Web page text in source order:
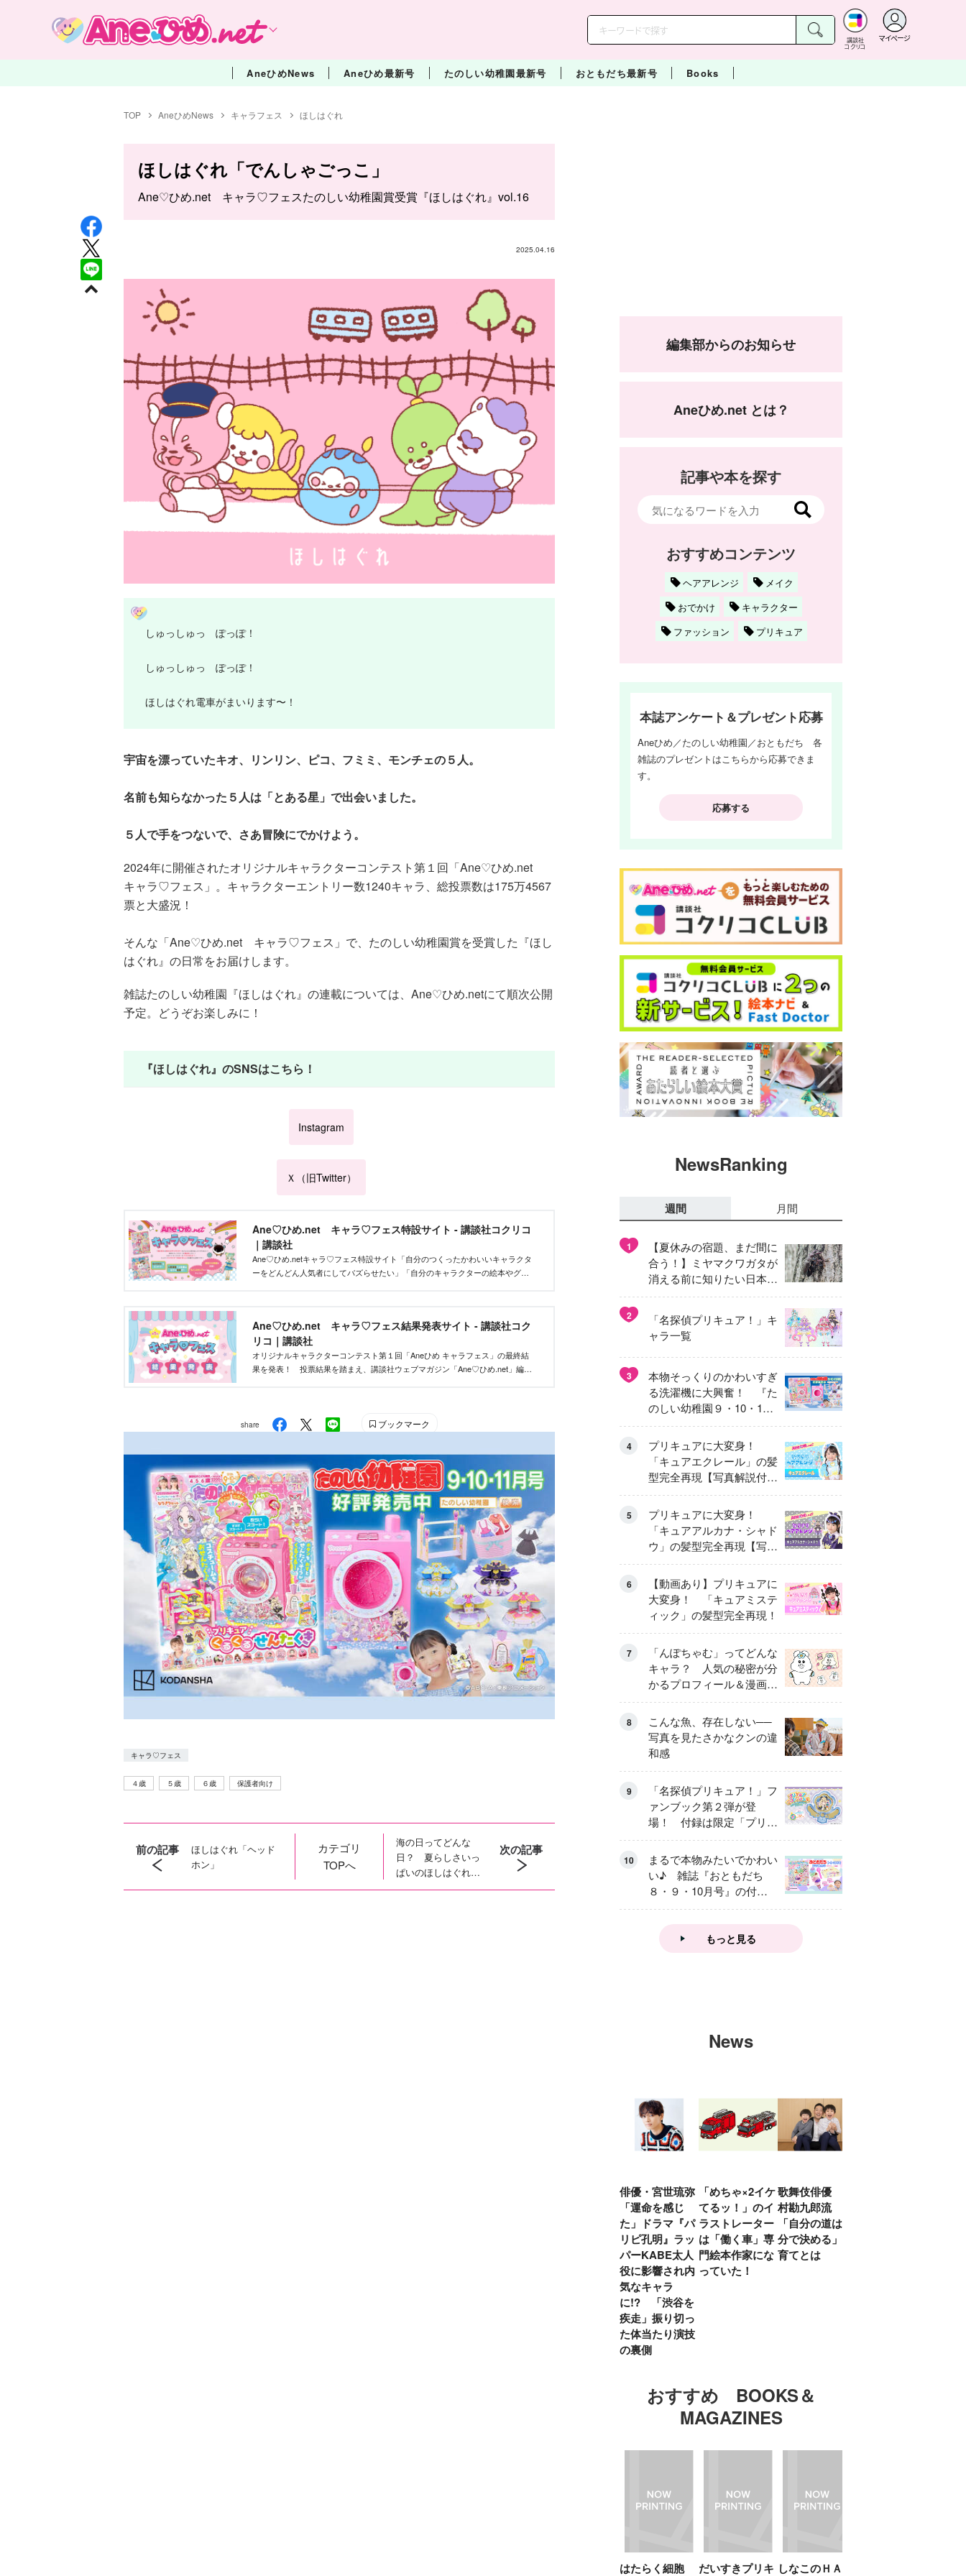
講談社
コクリコ
マイページ
AneひめNews Aneひめ最新号 たのしい幼稚園最新号 おともだち最新号 Books
TOP AneひめNews キャラフェス ほしはぐれ
ほしはぐれ「でんしゃごっこ」
Ane♡ひめ.net キャラ♡フェスたのしい幼稚園賞受賞『ほしはぐれ』vol.16
2025.04.16
しゅっしゅっ ぽっぽ！
しゅっしゅっ ぽっぽ！
ほしはぐれ電車がまいります〜！
宇宙を漂っていたキオ、リンリン、ピコ、フミミ、モンチェの５人。
名前も知らなかった５人は「とある星」で出会いました。
５人で手をつないで、さあ冒険にでかけよう。
2024年に開催されたオリジナルキャラクターコンテスト第１回「Ane♡ひめ.net
キャラ♡フェス」。キャラクターエントリー数1240キャラ、総投票数は175万4567
票と大盛況！
そんな「Ane♡ひめ.net キャラ♡フェス」で、たのしい幼稚園賞を受賞した『ほし
はぐれ』の日常をお届けします。
雑誌たのしい幼稚園『ほしはぐれ』の連載については、Ane♡ひめ.netにて順次公開
予定。どうぞお楽しみに！
『ほしはぐれ』のSNSはこちら！
Instagram
Ｘ（旧Twitter）
Ane♡ひめ.net キャラ♡フェス特設サイト - 講談社コクリコ
｜講談社
Ane♡ひめ.netキャラ♡フェス特設サイト「自分のつくったかわいいキャラクタ
ーをどんどん人気者にしてバズらせたい」「自分のキャラクターの絵本やグッ
Ane♡ひめ.net キャラ♡フェス結果発表サイト - 講談社コク
リコ｜講談社
オリジナルキャラクターコンテスト第１回「Aneひめ キャラフェス」の最終結
果を発表！ 投票結果を踏まえ、講談社ウェブマガジン「Ane♡ひめ.net」編集
share ブックマーク
キャラ♡フェス
４歳 ５歳 ６歳 保護者向け
前の記事
ほしはぐれ「ヘッド
ホン」
カテゴリ
TOPへ
海の日ってどんな
日？ 夏らしさいっ
ぱいのほしはぐれの
海の日イラストを公
次の記事
編集部からのお知らせ
Aneひめ.net とは？
記事や本を探す
おすすめコンテンツ
ヘアアレンジ
メイク
おでかけ
キャラクター
ファッション
プリキュア
本誌アンケート＆プレゼント応募
Aneひめ／たのしい幼稚園／おともだち 各
雑誌のプレゼントはこちらから応募できま
す。
応募する
NewsRanking
週間 月間
1
【夏休みの宿題、まだ間に
合う！】ミヤマクワガタが
消える前に知りたい日本の
異変
2
「名探偵プリキュア！」キ
ャラ一覧
3
本物そっくりのかわいすぎ
る洗濯機に大興奮！ 『た
のしい幼稚園９・10・11
月号』だけのオリジナル付
録「プリキュア くるくる
せんたくき」
4
プリキュアに大変身！
「キュアエクレール」の髪
型完全再現【写真解説付
き】
5
プリキュアに大変身！
「キュアアルカナ・シャド
ウ」の髪型完全再現【写真
解説付き】
6
【動画あり】プリキュアに
大変身！ 「キュアミステ
ィック」の髪型完全再現！
7
「んぽちゃむ」ってどんな
キャラ？ 人気の秘密が分
かるプロフィール＆漫画ま
とめ
8
こんな魚、存在しない──
写真を見たさかなクンの違
和感
9
「名探偵プリキュア！」フ
ァンブック第２弾が登
場！ 付録は限定「プリキ
ュアマコトジュエル キュ
アアルカナ・シャドウ ア
イスver.」 キュアエクレ
ールを大特集！
10
まるで本物みたいでかわい
い♪ 雑誌『おともだち
８・９・10月号』の付録
は『サーティワン アイス
もっと見る
News
俳優・宮世琉弥
「運命を感じ
た」ドラマ『パ
リピ孔明』ラッ
パーKABE太人
役に影響され内
気なキャラ
に!? 「渋谷を
疾走」振り切っ
た体当たり演技
の裏側
「めちゃ×2イケ
てるッ！」のイ
ラストレーター
は「働く車」専
門絵本作家にな
っていた！
歌舞伎俳優 中
村勘九郎流
「自分の道は自
分で決める」子
育てとは
おすすめ BOOKS＆
MAGAZINES
はたらく細胞
だいすきプリキ しなこのＨＡＰ